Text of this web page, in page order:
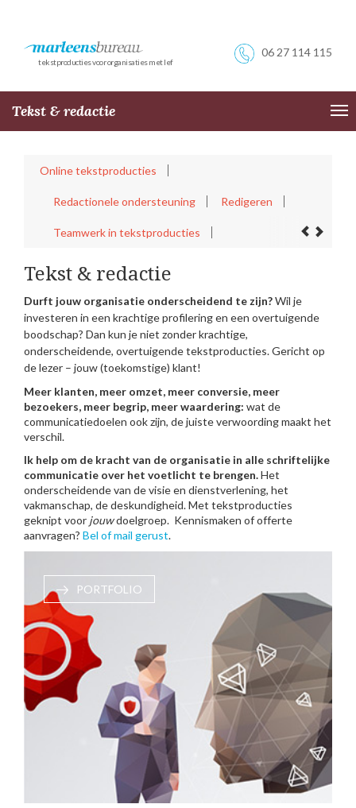
tekstproducties voor organisaties met lef
06 27 114 115
Tekst & redactie
Online tekstproducties
Redactionele ondersteuning Redigeren
Teamwerk in tekstproducties
Tekst & redactie
Durft jouw organisatie onderscheidend te zijn?Wil je
investeren in een krachtige profilering en een overtuigende
boodschap? Dan kun je niet zonder krachtige,
onderscheidende, overtuigende tekstproducties. Gericht op
de lezer – jouw (toekomstige) klant!
Meer klanten, meer omzet, meer conversie, meer
bezoekers, meer begrip, meer waardering: wat de
communicatiedoelen ook zijn, de juiste verwoording maakt het
verschil.
Ik help om de kracht van de organisatie in alle schriftelijke
communicatie over het voetlicht te brengen.Het
onderscheidende van de visie en dienstverlening, het
vakmanschap, de deskundigheid. Met tekstproducties
geknipt voor jouwdoelgroep. Kennismaken of offerte
aanvragen? Bel of mail gerust.
PORTFOLIO